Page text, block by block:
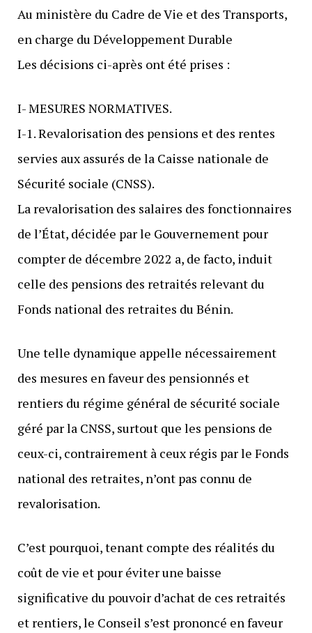
Au ministère du Cadre de Vie et des Transports,
en charge du Développement Durable
Les décisions ci-après ont été prises :
I- MESURES NORMATIVES.
I-1. Revalorisation des pensions et des rentes
servies aux assurés de la Caisse nationale de
Sécurité sociale (CNSS).
La revalorisation des salaires des fonctionnaires
de l’État, décidée par le Gouvernement pour
compter de décembre 2022 a, de facto, induit
celle des pensions des retraités relevant du
Fonds national des retraites du Bénin.
Une telle dynamique appelle nécessairement
des mesures en faveur des pensionnés et
rentiers du régime général de sécurité sociale
géré par la CNSS, surtout que les pensions de
ceux-ci, contrairement à ceux régis par le Fonds
national des retraites, n’ont pas connu de
revalorisation.
C’est pourquoi, tenant compte des réalités du
coût de vie et pour éviter une baisse
significative du pouvoir d’achat de ces retraités
et rentiers, le Conseil s’est prononcé en faveur